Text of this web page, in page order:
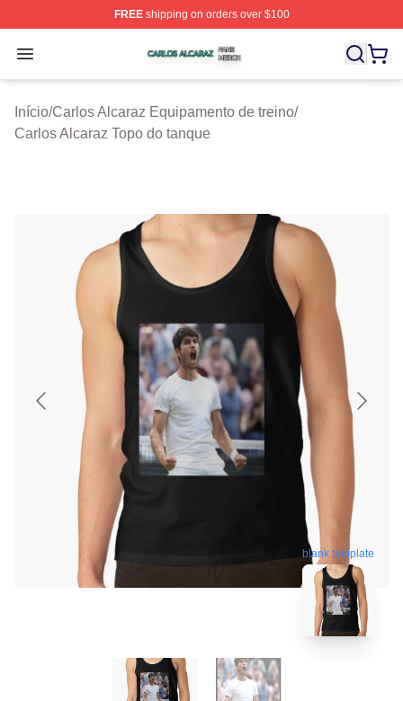
FREEshipping on orders over $100
Open menu
Carlos Alcaraz Shop ⚡️ Officially Licensed Carlos
Início/Carlos Alcaraz Equipamento de treino/
Carlos Alcaraz Topo do tanque
blank template